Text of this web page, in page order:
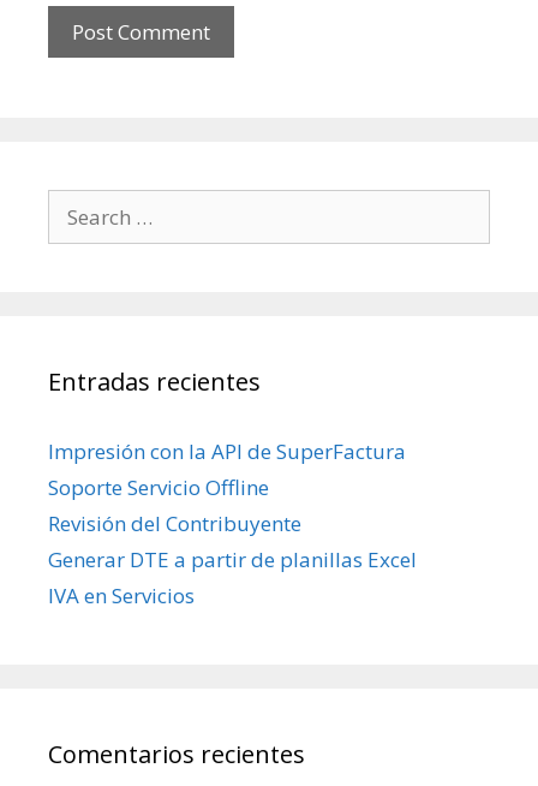
Search for:
Entradas recientes
Impresión con la API de SuperFactura
Soporte Servicio Offline
Revisión del Contribuyente
Generar DTE a partir de planillas Excel
IVA en Servicios
Comentarios recientes